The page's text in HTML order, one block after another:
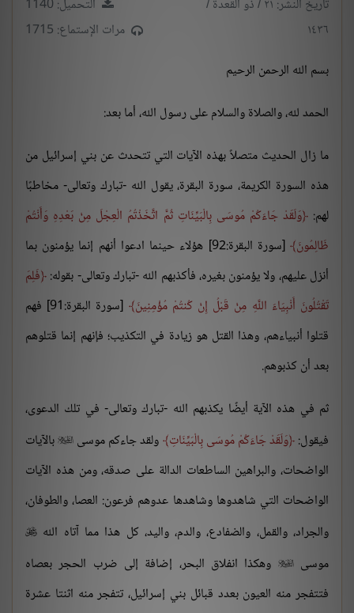
تاريخ النشر: ٢١ / ذو القعدة /
١٤٣٦
التحميل: 1140
مرات الإستماع: 1715
بسم الله الرحمن الرحيم
الحمد لله، والصلاة والسلام على رسول الله، أما بعد:
ما زال الحديث متصلاً بهذه الآيات التي تتحدث عن بني إسرائيل من
هذه السورة الكريمة، سورة البقرة، يقول الله -تبارك وتعالى- مخاطبًا
لهم: وَلَقَدْ جَاءَكُمْ مُوسَى بِالْبَيِّنَاتِ ثُمَّ اتَّخَذْتُمُ الْعِجْلَ مِنْ بَعْدِهِ وَأَنْتُمْ
ظَالِمُونَ
[سورة البقرة:92] هؤلاء حينما ادعوا أنهم إنما يؤمنون بما
أنزل عليهم، ولا يؤمنون بغيره، فأكذبهم الله -تبارك وتعالى- بقوله: فَلِمَ
تَقْتُلُونَ أَنْبِيَاءَ اللَّهِ مِنْ قَبْلُ إِنْ كُنتُمْ مُؤْمِنِينَ
[سورة البقرة:91] فهم
قتلوا أنبياءهم، وهذا القتل هو زيادة في التكذيب؛ فإنهم إنما قتلوهم
بعد أن كذبوهم.
ثم في هذه الآية أيضًا يكذبهم الله -تبارك وتعالى- في تلك الدعوى،
فيقول: وَلَقَدْ جَاءَكُمْ مُوسَى بِالْبَيِّنَاتِ ولقد جاءكم موسى بالآيات
الواضحات، والبراهين الساطعات الدالة على صدقه، ومن هذه الآيات
الواضحات التي شاهدوها وشاهدها عدوهم فرعون: العصا، والطوفان،
والجراد، والقمل، والضفادع، والدم، واليد، كل هذا مما آتاه الله 
موسى وهكذا انفلاق البحر، إضافة إلى ضرب الحجر بعصاه
فتتفجر منه العيون بعدد قبائل بني إسرائيل، تتفجر منه اثنتا عشرة